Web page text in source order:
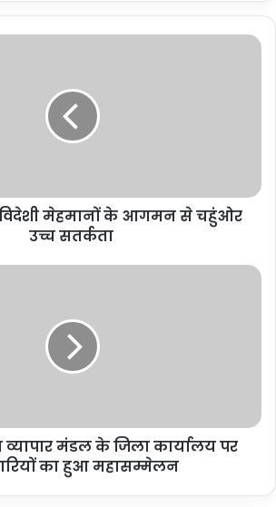
मेहमानों के आगमन से चहुंओर
उच्च सतर्कता
व्यापार मंडल के जिला कार्यालय पर
का हुआ महासम्मेलन